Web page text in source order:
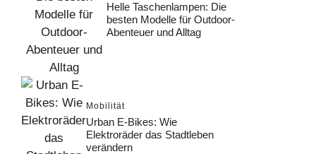
Helle Taschenlampen: Die
besten Modelle für Outdoor-
Abenteuer und Alltag
Mobilität
Urban E-Bikes: Wie
Elektroräder das Stadtleben
verändern